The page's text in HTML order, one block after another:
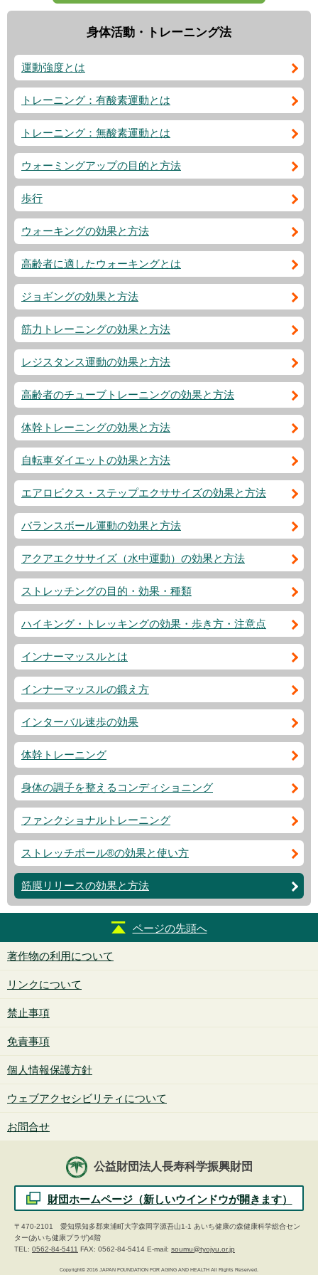
身体活動・トレーニング法
運動強度とは
トレーニング：有酸素運動とは
トレーニング：無酸素運動とは
ウォーミングアップの目的と方法
歩行
ウォーキングの効果と方法
高齢者に適したウォーキングとは
ジョギングの効果と方法
筋力トレーニングの効果と方法
レジスタンス運動の効果と方法
高齢者のチューブトレーニングの効果と方法
体幹トレーニングの効果と方法
自転車ダイエットの効果と方法
エアロビクス・ステップエクササイズの効果と方法
バランスボール運動の効果と方法
アクアエクササイズ（水中運動）の効果と方法
ストレッチングの目的・効果・種類
ハイキング・トレッキングの効果・歩き方・注意点
インナーマッスルとは
インナーマッスルの鍛え方
インターバル速歩の効果
体幹トレーニング
身体の調子を整えるコンディショニング
ファンクショナルトレーニング
ストレッチポール®の効果と使い方
筋膜リリースの効果と方法
ページの先頭へ
著作物の利用について
リンクについて
禁止事項
免責事項
個人情報保護方針
ウェブアクセシビリティについて
お問合せ
公益財団法人長寿科学振興財団
財団ホームページ（新しいウインドウが開きます）
〒470-2101 愛知県知多郡東浦町大字森岡字源吾山1-1 あいち健康の森健康科学総合セン
ター(あいち健康プラザ)4階
TEL: 0562-84-5411 FAX: 0562-84-5414 E-mail: soumu@tyojyu.or.jp
Copyright© 2016 JAPAN FOUNDATION FOR AGING AND HEALTH All Rights Reserved.